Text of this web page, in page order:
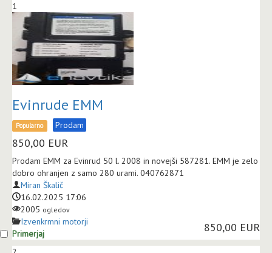
1
Evinrude EMM
Popularno Prodam
850,00 EUR
Prodam EMM za Evinrud 50 l. 2008 in novejši 587281. EMM je zelo
dobro ohranjen z samo 280 urami. 040762871
Miran Škalič
16.02.2025 17:06
2005 ogledov
850,00 EUR
Izvenkrmni motorji
Primerjaj